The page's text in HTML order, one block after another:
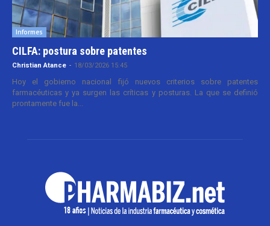
Informes
CILFA: postura sobre patentes
Christian Atance - 18/03/2026 15:45
Hoy el gobierno nacional fijó nuevos criterios sobre patentes
farmacéuticas y ya surgen las críticas y posturas. La que se definió
prontamente fue la...